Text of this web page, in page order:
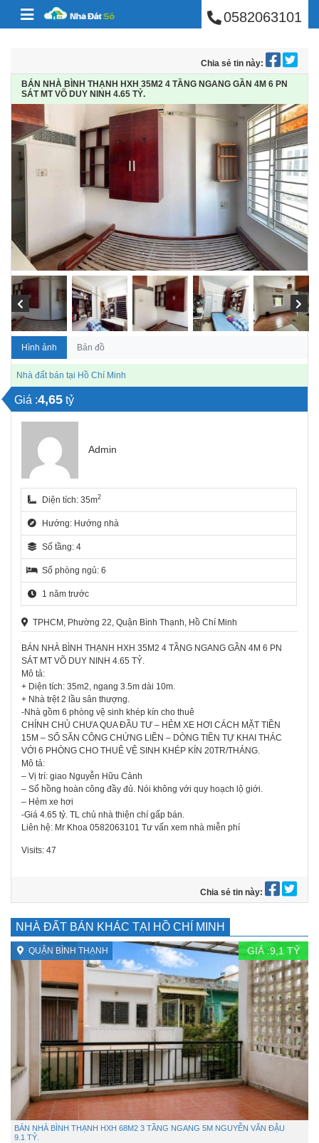
Skip to content BÁN NHÀ PHÚ0582063101
Chia sẻ tin này:
BÁN NHÀ BÌNH THẠNH HXH 35M2 4 TẦNG NGANG GẦN 4M 6 PN
SÁT MT VÕ DUY NINH 4.65 TỶ.
Hình ảnh Bản đồ
Nhà đất bán tại Hồ Chí Minh
Giá :4,65 tỷ
Admin
Diện tích: 35m2
Hướng: Hướng nhà
Số tầng: 4
Số phòng ngủ: 6
1 năm trước
TPHCM, Phường 22, Quận Bình Thạnh, Hồ Chí Minh
BÁN NHÀ BÌNH THẠNH HXH 35M2 4 TẦNG NGANG GẦN 4M 6 PN
SÁT MT VÕ DUY NINH 4.65 TỶ.
Mô tả:
+ Diện tích: 35m2, ngang 3.5m dài 10m.
+ Nhà trệt 2 lầu sân thượng.
-Nhà gồm 6 phòng vệ sinh khép kín cho thuê
CHÍNH CHỦ CHƯA QUA ĐẦU TƯ – HẺM XE HƠI CÁCH MẶT TIỀN
15M – SỔ SẴN CÔNG CHỨNG LIỀN – DÒNG TIỀN TỰ KHAI THÁC
VỚI 6 PHÒNG CHO THUÊ VỆ SINH KHÉP KÍN 20TR/THÁNG.
Mô tả:
– Vị trí: giao Nguyễn Hữu Cảnh
– Sổ hồng hoàn công đầy đủ. Nói không với quy hoạch lộ giới.
– Hẻm xe hơi
-Giá 4.65 tỷ. TL chủ nhà thiện chí gấp bán.
Liên hệ: Mr Khoa 0582063101 Tư vấn xem nhà miễn phí
Visits: 47
Chia sẻ tin này:
NHÀ ĐẤT BÁN KHÁC TẠI HỒ CHÍ MINH
QUẬN BÌNH THẠNH GIÁ :9,1 TỶ
BÁN NHÀ BÌNH THẠNH HXH 68M2 3 TẦNG NGANG 5M NGUYỄN VĂN ĐẬU
9.1 TỶ.